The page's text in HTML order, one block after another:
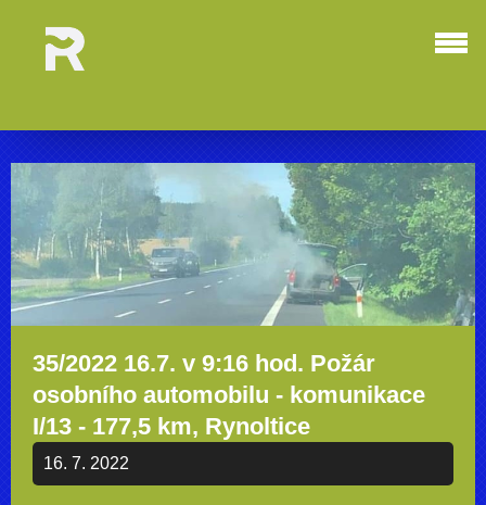
35/2022 16.7. v 9:16 hod. Požár
osobního automobilu - komunikace
I/13 - 177,5 km, Rynoltice
16. 7. 2022